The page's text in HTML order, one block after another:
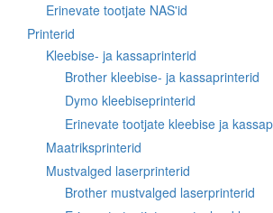
Erinevate tootjate NAS'id
Printerid
Kleebise- ja kassaprinterid
Brother kleebise- ja kassaprinterid
Dymo kleebiseprinterid
Erinevate tootjate kleebise ja
Maatriksprinterid
Mustvalged laserprinterid
Brother mustvalged laserprinterid